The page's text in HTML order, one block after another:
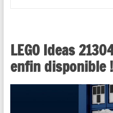
LEGO Ideas
enfin disponible !